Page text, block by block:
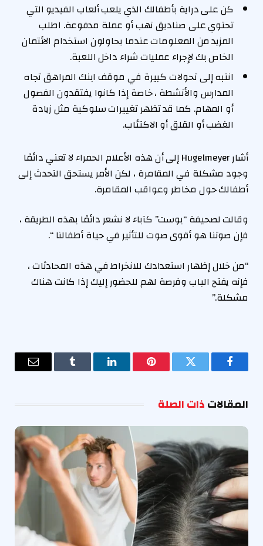
كن على دراية بأطفالك الذي يلعب ألعاب الفيديو التي
تحتوي على صناديق نهب أو عملة مدفوعة. اطلب
المزيد من المعلومات عندما يحاولون استخدام الائتمان
الخاص بك لإجراء عمليات شراء داخل اللعبة.
انتبه إلى تحولات كبيرة في موقف ابنك المراهق تجاه
المدارس والأنشطة ، خاصة إذا كانوا يفتقدون الفصول
أو المهام. كما قد تظهر تغييرات سلوكية مثل زيادة
الغضب أو القلق أو الاكتئاب.
أشار Hugelmeyer إلى أن هذه الأعلام الحمراء لا تعني دائمًا
وجود مشكلة في المقامرة ، لكن الأمر يستحق التحدث إلى
أطفالك حول مخاطر وعواقب المقامرة.
وقالت لصحيفة “بوست” كآباء لا نشعر دائمًا بهذه الطريقة ،
فإن صوتنا هو أقوى صوت للتأثير في حياة أطفالنا “.
“من خلال إظهار استعدادك للانخراط في هذه المحادثات ،
فإنه يفتح الباب وفرصة لهم للحضور إليك إذا كانت هناك
مشكلة.”
فيسبوك تويتر بينتيريستلينكدإن Tumblr
البريد
المقالاتذات الصلة